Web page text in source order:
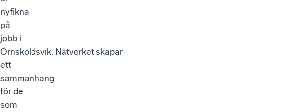
nyfikna
på
jobb i
Örnsköldsvik. Nätverket skapar
ett
sammanhang
för de
som